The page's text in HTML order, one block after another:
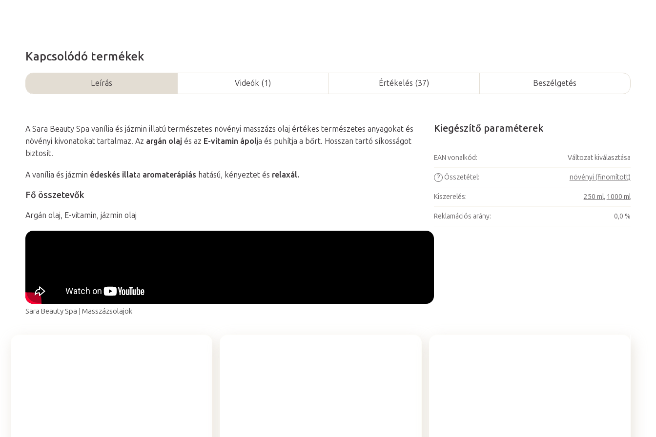
Kapcsolódó termékek
Leírás Videók (1) Értékelés (37) Beszélgetés
A Sara Beauty Spa vanília és jázmin illatú természetes növényi masszázs olaj értékes természetes anyagokat és
növényi kivonatokat tartalmaz. Az argán olaj és az E-vitamin ápolja és puhítja a bőrt. Hosszan tartó síkosságot
biztosít.
A vanília és jázmin édeskés illata aromaterápiás hatású, kényeztet és relaxál.
Fő összetevők
Argán olaj, E-vitamin, jázmin olaj
Sara Beauty Spa | Masszázsolajok
Kiegészítő paraméterek
EAN vonalkód: Változat kiválasztása
? Összetétel: növényi (finomított)
Kiszerelés: 250 ml, 1000 ml
Reklamációs arány: 0,0 %